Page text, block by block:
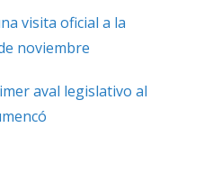
visita oficial a la
noviembre
aval legislativo al